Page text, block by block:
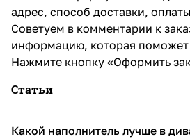
адрес, способ доставки,
Советуем в комментарии к
информацию, которая поможет
Нажмите кнопку «Оформить
Статьи
Диваны и кресла
Какой наполнитель лучше в